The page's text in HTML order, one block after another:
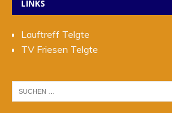
LINKS
Lauftreff Telgte
TV Friesen Telgte